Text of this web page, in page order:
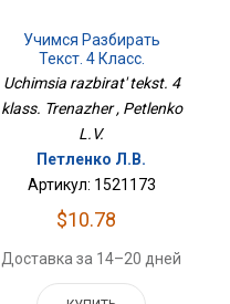
Учимся Разбирать
Текст. 4 Класс.
Тренажёр
Uchimsia razbirat' tekst. 4
klass. Trenazher , Petlenko
L.V.
Петленко Л.В.
Артикул: 1521173
$10.78
Доставка за 14–20 дней